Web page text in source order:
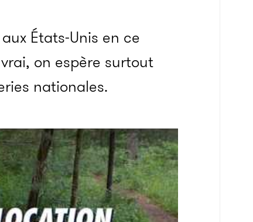
États-Unis en ce
on espère surtout
nationales.